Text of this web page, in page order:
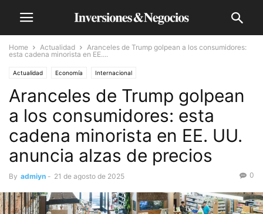
Home Actualidad
Aranceles de Trump golpean a los consumidores:
esta cadena minorista en EE....
Actualidad Economía Internacional
Aranceles de Trump golpean
a los consumidores: esta
cadena minorista en EE. UU.
anuncia alzas de precios
By admiyn - 21 de agosto de 2025 0